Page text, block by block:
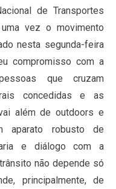
de Transportes
vez o movimento
nesta segunda-feira
compromisso com a
que cruzam
concedidas e as
além de outdoors e
aparato robusto de
e diálogo com a
não depende só
principalmente, de